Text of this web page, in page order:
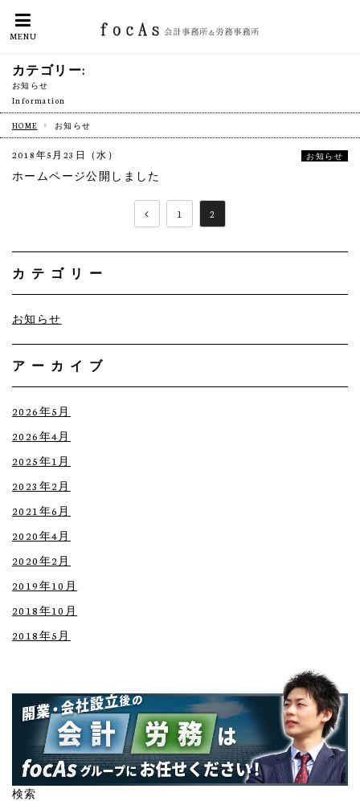
MENU
カテゴリー:
お知らせ
Information
HOME お知らせ
2018年5月23日（水） お知らせ
ホームページ公開しました
稿
の
ペ
ー
ジ
送
り
1 2
カテゴリー
お知らせ
アーカイブ
2026年5月
2026年4月
2025年1月
2023年2月
2021年6月
2020年4月
2020年2月
2019年10月
2018年10月
2018年5月
検索